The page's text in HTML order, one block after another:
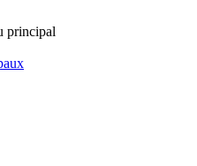
principal